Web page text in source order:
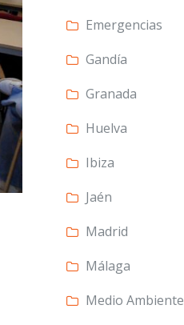
Emergencias
Gandía
Granada
Huelva
Ibiza
Jaén
Madrid
Málaga
Medio Ambiente